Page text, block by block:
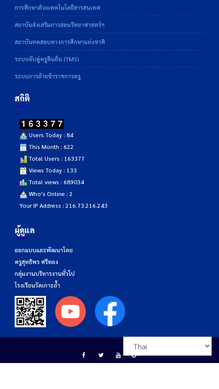
การศึกษาด้วยเทคโนโลยีสารสนเทศ
สถาบันส่งเสริมการสอนวิทยาศาสตร์ฯ
สถาบันทดสอบทางการศึกษาแห่งชาติ
ระบบจับคู่ครูคืนถิ่น (TMS)
ระบบการย้ายข้าราชการครู
สถิติ
Users Today : 84
This Month : 622
Total Users : 163377
Views Today : 133
Total views : 689034
Who's Online : 2
Your IP Address : 216.73.216.243
ผู้ดูแล
ออกแบบและพัฒนาโดย
ครูสุทธิพร ศรีทอง
กลุ่มงานบริหารงานทั่วไป
โรงเรียนวัดเกาะถ้ำ